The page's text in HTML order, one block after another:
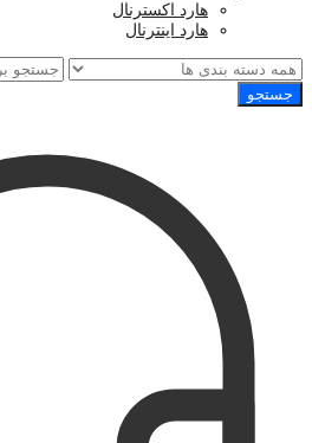
هارد اکسترنال
هارد اینترنال
جستجو